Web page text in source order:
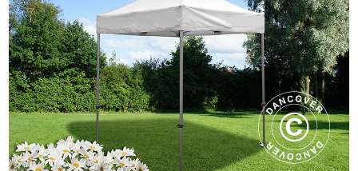
élégants abris lors de foires, marchés, événements sportifs,
concerts, et bien plus encore. La popularité de ces tentes pliantes
repose sur la combinaison de matériaux robustes et légers et
d’une grande flexibilité. Nous avons fait de la fonctionnalité
innovante un synonyme de nos tentes pliantes FleXtents® PRO
uniques en leur genre ! La série PRO possède un cadre solide en
aluminium et une toile en polyester robuste et durable. Une autre
raison de la grande popularité de cette série est notre service
étendu avant, pendant et après tout achat sur partytent.com. Nous
savons que beaucoup de nos heureux propriétaires de tente